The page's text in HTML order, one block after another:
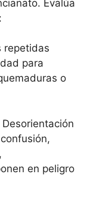
Evalúa
repetidas
para
o
Desorientación
en peligro